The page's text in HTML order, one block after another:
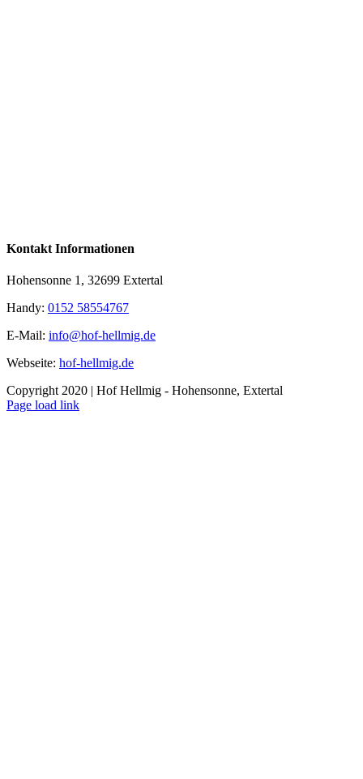
Kontakt Informationen
Hohensonne 1, 32699 Extertal
Handy: 0152 58554767
E-Mail: info@hof-hellmig.de
Webseite: hof-hellmig.de
Copyright 2020 | Hof Hellmig - Hohensonne, Extertal
Facebook
Page load link